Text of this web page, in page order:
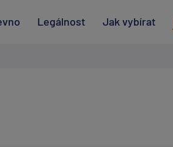
Legálnost Jak vybírat